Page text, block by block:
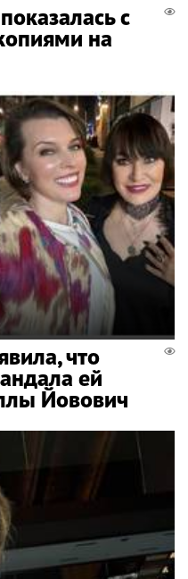
с
на
что
ей
Йовович